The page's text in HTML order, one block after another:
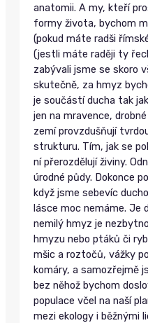
anatomii. A my, kteří
formy života, bychom
(pokud máte radši
(jestli máte raději ty
zabývali jsme se skoro
skutečně, za hmyz
je součástí ducha tak
jen na mravence,
zemí provzdušňují
strukturu. Tím, jak se
ní přerozdělují živiny.
úrodné půdy. Dokonce
když jsme sebevíc
lásce moc nemáme. Je
nemilý hmyz je
hmyzu nebo ptáků či
mšic a roztočů, vážky
komáry, a samozřejmě
bez něhož bychom
populace včel na naší
mezi ekology i běžnými